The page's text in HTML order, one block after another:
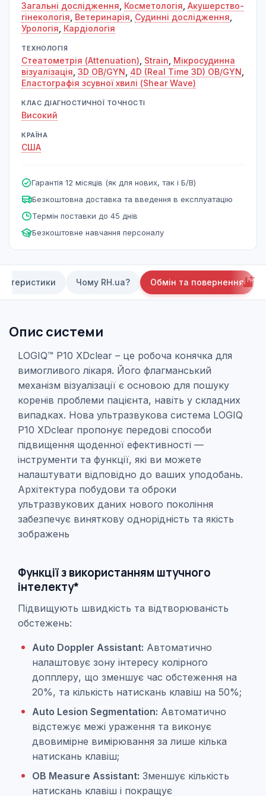
Загальні дослідження Косметологія Акушерство-
гінекологія Ветеринарія Судинні дослідження
Урологія Кардіологія
ТЕХНОЛОГІЯ
Стеатометрія (Attenuation) Strain Мікросудинна
візуалізація 3D OB/GYN 4D (Real Time 3D) OB/GYN
Еластографія зсувної хвилі (Shear Wave)
КЛАС ДІАГНОСТИЧНОЇ ТОЧНОСТІ
Високий
КРАЇНА
США
Гарантія 12 місяців (як для нових, так і Б/В)
Безкоштовна доставка та введення в експлуатацію
Термін поставки до 45 днів
Безкоштовне навчання персоналу
Чому RH.ua? Обмін та повернення
Опис системи
LOGIQ™ P10 XDclear – це робоча конячка для
вимогливого лікаря. Його флагманський
механізм візуалізації є основою для пошуку
коренів проблеми пацієнта, навіть у складних
випадках. Нова ультразвукова система LOGIQ
P10 XDclear пропонує передові способи
підвищення щоденної ефективності —
інструменти та функції, які ви можете
налаштувати відповідно до ваших уподобань.
Архітектура побудови та оброки
ультразвукових даних нового покоління
забезпечує виняткову однорідність та якість
зображень
Функції з використанням штучного
інтелекту*
Підвищують швидкість та відтворюваність
обстежень:
Auto Doppler Assistant: Автоматично
налаштовує зону інтересу колірного
допплеру, що зменшує час обстеження на
20%, та кількість натискань клавіш на 50%;
Auto Lesion Segmentation: Автоматично
відстежує межі ураження та виконує
двовимірне вимірювання за лише кілька
натискань клавіш;
OB Measure Assistant: Зменшує кількість
натискань клавіш і покращує